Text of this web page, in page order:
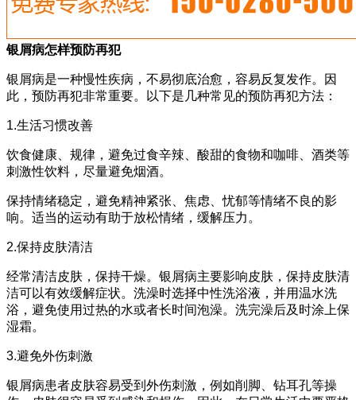
银屑病怎样预防再犯
银屑病是一种慢性疾病，不易彻底治愈，容易反复发作。因
此，预防再犯非常重要。以下是几种常见的预防再犯方法：
1.生活习惯改善
饮食健康、规律，避免过食辛辣、酸甜的食物和咖啡、酒类等
刺激性饮料，尽量避免烟酒。
保持情绪稳定，避免精神紧张、焦虑、忧郁等情绪不良的影
响。适当的运动有助于放松情绪，缓解压力。
2.保持皮肤清洁
经常清洁皮肤，保持干燥。银屑病主要影响皮肤，保持皮肤清
洁可以有效缓解症状。洗澡时选择中性洗浴液，并用温水洗
浴，避免使用过热的水或者长时间泡澡。洗完澡后及时涂上保
湿霜。
3.避免外伤刺激
银屑病患者皮肤容易受到外伤刺激，例如削脚、钻耳孔等操